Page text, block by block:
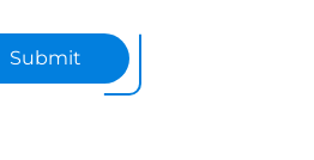
Submit